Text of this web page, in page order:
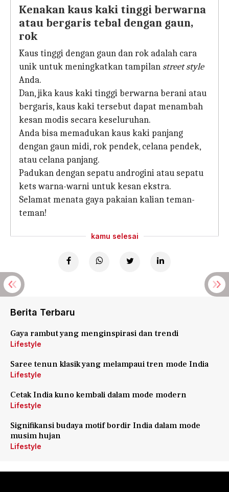
Kenakan kaus kaki tinggi berwarna
atau bergaris tebal dengan gaun,
rok
Kaus tinggi dengan gaun dan rok adalah cara
unik untuk meningkatkan tampilan street style
Anda.
Dan, jika kaus kaki tinggi berwarna berani atau
bergaris, kaus kaki tersebut dapat menambah
kesan modis secara keseluruhan.
Anda bisa memadukan kaus kaki panjang
dengan gaun midi, rok pendek, celana pendek,
atau celana panjang.
Padukan dengan sepatu androgini atau sepatu
kets warna-warni untuk kesan ekstra.
Selamat menata gaya pakaian kalian teman-
teman!
kamu selesai
Berita Terbaru
Gaya rambut yang menginspirasi dan trendi
Lifestyle
Saree tenun klasik yang melampaui tren mode India
Lifestyle
Cetak India kuno kembali dalam mode modern
Lifestyle
Signifikansi budaya motif bordir India dalam mode
musim hujan
Lifestyle